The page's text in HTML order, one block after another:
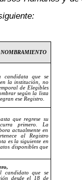
que se
la institución, no
de Elegibles
según la lista
ese Registro.
que regrese su
primero. La
actualmente en
al Registro
es la siguiente en
disponibles que
candidato que se
desde el 18 de